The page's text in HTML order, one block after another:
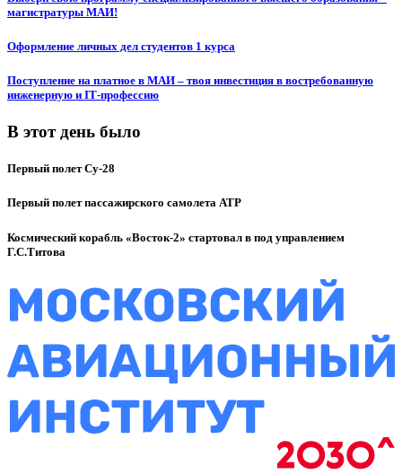
магистратуры МАИ!
Оформление личных дел студентов 1 курса
Поступление на платное в МАИ – твоя инвестиция в востребованную
инженерную и IT‑профессию
В этот день было
Первый полет Су-28
Первый полет пассажирского самолета ATP
Космический корабль «Восток-2» стартовал в под управлением
Г.С.Титова